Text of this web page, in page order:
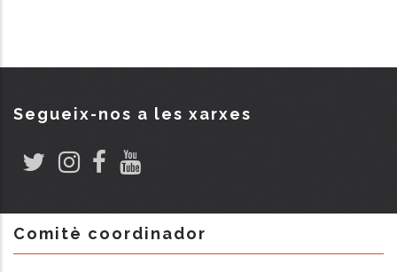
Segueix-nos a les xarxes
Comitè coordinador